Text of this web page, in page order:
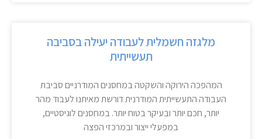
מלגזה חשמלית לעבודה יעילה בסביבה
תעשייתית
המהפכה הירוקה והשקטה במחסנים המודרניים סביבת
העבודה התעשייתית המודרנית דורשת מאיתנו לעבוד מהר
יותר, חכם יותר ובעיקר בטוח יותר. במחסנים לוגיסטיים,
במפעלי ייצור ובמרכזי הפצה